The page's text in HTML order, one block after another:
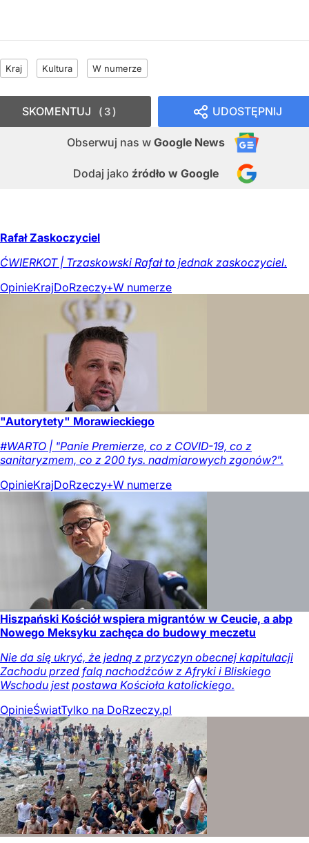
Kraj Kultura W numerze
UDOSTĘPNIJ
Obserwuj nas w Google News
Dodaj jako źródło w Google
SKOMENTUJ 3
Rafał Zaskoczyciel
ĆWIERKOT | Trzaskowski Rafał to jednak zaskoczyciel.
OpinieKrajDoRzeczy+W numerze
"Autorytety" Morawieckiego
#WARTO | "Panie Premierze, co z COVID-19, co z
sanitaryzmem, co z 200 tys. nadmiarowych zgonów?".
OpinieKrajDoRzeczy+W numerze
Hiszpański Kościół wspiera migrantów w Ceucie, a abp
Nowego Meksyku zachęca do budowy meczetu
Nie da się ukryć, że jedną z przyczyn obecnej kapitulacji
Zachodu przed falą nachodźców z Afryki i Bliskiego
Wschodu jest postawa Kościoła katolickiego.
OpinieŚwiatTylko na DoRzeczy.pl